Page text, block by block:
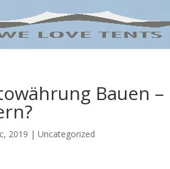
Bauen
2019 | Uncategorized